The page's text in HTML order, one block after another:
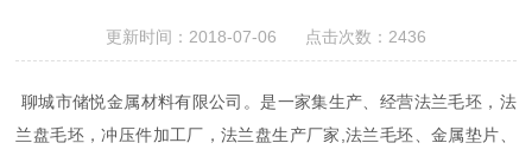
更新时间：2018-07-06 点击次数：2436
聊城市储悦金属材料有限公司。是一家集生产、经营法兰毛坯，法
兰盘毛坯，冲压件加工厂，法兰盘生产厂家,法兰毛坯、金属垫片、